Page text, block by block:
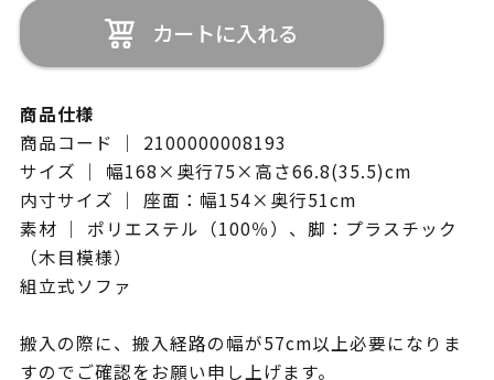
カートに入れる
商品仕様
商品コード ｜ 2100000008193
サイズ ｜ 幅168×奥行75×高さ66.8(35.5)cm
内寸サイズ ｜ 座面：幅154×奥行51cm
素材 ｜ ポリエステル（100％）、脚：プラスチック
（木目模様）
組立式ソファ
搬入の際に、搬入経路の幅が57cm以上必要になりま
すのでご確認をお願い申し上げます。